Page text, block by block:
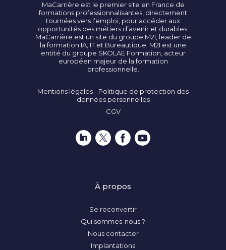
MaCarrière est le premier site en France de
formations professionnalisantes, directement
tournées vers l’emploi, pour accéder aux
opportunités des métiers d’avenir et durables.
MaCarrière est un site du groupe M2I, leader de
la formation IA, IT et Bureautique. M2I est une
entité du groupe SKOLAE Formation, acteur
européen majeur de la formation
professionnelle.
Mentions légales - Politique de protection des
données personnelles
CGV
À propos
Se reconvertir
Qui sommes-nous ?
Nous contacter
Implantations